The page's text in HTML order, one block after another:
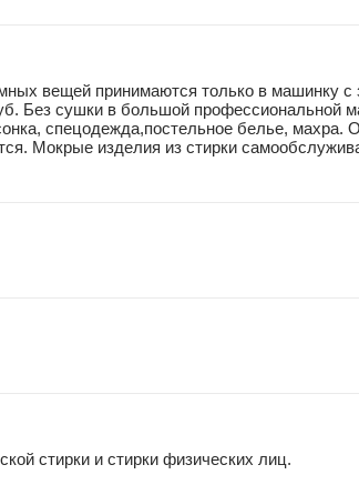
вещей принимаются только в машинку с
Без сушки в большой профессиональной
спецодежда,постельное белье,
Мокрые изделия из стирки
стирки и стирки физических лиц.